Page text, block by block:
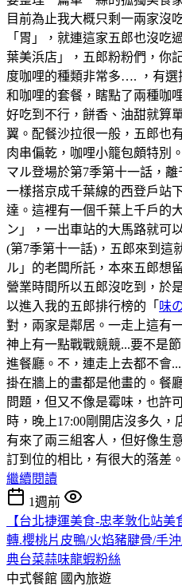
目前為止我大概只剩一兩家沒
「胃」，就連這家五郎也沒吃
葉美浜店」，五郎粉粉們，你
度咖哩的種類非常多…. ，有
和咖哩的套餐，瞎點了兩種咖
好吃到不行，餅香、油甜就算
翼。配餐沙拉很一般，五郎也
肉串偏乾，咖哩小籠包頗特別。
マル登場於第7季第十一話，
一樣搭京成千葉線的西登戶站
達。這裡有一個千葉上千戶的
ン」，一出車站的大馬路就可
(第7季第十一話)，五郎來到這
ル」的老闆所託，本來五郎想
營業時間所以五郎沒吃到，於
以進入我的五郎排行榜的「 味
對，兩家是鄰居。一走上這有
神上有一點戰戰競競...要不是
進餐廳。不，連走上去都不會
掛在牆上的畫都是他畫的。餐
問題，但又不像是霉味，也許
時，晚上17:00剛開店沒多久
有來了兩三組客人，但好像生
訂到位的相比，有很大的落差。
繼續閱讀
1週前
【台北捷運美食-忠孝敦化站
轉.櫻桃片皮鴨/火焰豬腱骨/手
典台菜蒜味龍蝦粉絲
中式餐館 國內旅遊